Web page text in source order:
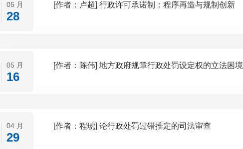
05 月
28
[作者：卢超] 行政许可承诺制：程序再造与规制创新
05 月
16
[作者：陈伟] 地方政府规章行政处罚设定权的立法
04 月
29
[作者：程琥] 论行政处罚过错推定的司法审查